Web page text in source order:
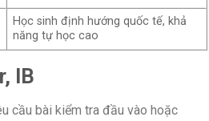
Học sinh định hướng quốc tế, khả
năng tự học cao
IB
cầu bài kiểm tra đầu vào hoặc